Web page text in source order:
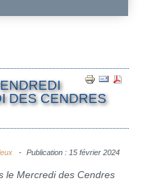
DES CENDRES
Publication : 15 février 2024
le Mercredi des Cendres